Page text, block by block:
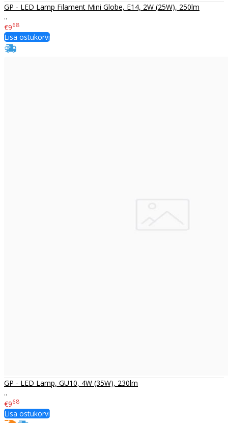
GP - LED Lamp Filament Mini Globe, E14, 2W (25W), 250lm
..
€968
Lisa ostukorvi
GP - LED Lamp, GU10, 4W (35W), 230lm
..
€968
Lisa ostukorvi